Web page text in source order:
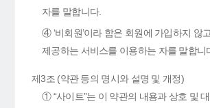
자를 말합니다.
④ ‘비회원’이라 함은 회원에 가입하지 않
제공하는 서비스를 이용하는 자를 말합니
제3조 (약관 등의 명시와 설명 및 개정)
① “사이트”는 이 약관의 내용과 상호 및 대